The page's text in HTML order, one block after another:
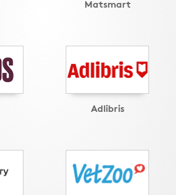
Matsmart
Adlibris